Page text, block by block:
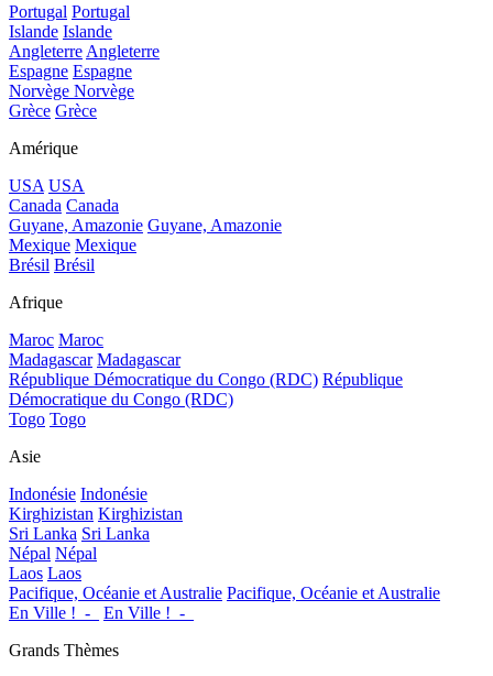
Portugal Portugal
Islande Islande
Angleterre Angleterre
Espagne Espagne
Norvège Norvège
Grèce Grèce
Amérique
USA USA
Canada Canada
Guyane, Amazonie Guyane, Amazonie
Mexique Mexique
Brésil Brésil
Afrique
Maroc Maroc
Madagascar Madagascar
République Démocratique du Congo (RDC) République
Démocratique du Congo (RDC)
Togo Togo
Asie
Indonésie Indonésie
Kirghizistan Kirghizistan
Sri Lanka Sri Lanka
Népal Népal
Laos Laos
Pacifique, Océanie et Australie Pacifique, Océanie et Australie
En Ville !_-_
En Ville !_-_
Grands Thèmes